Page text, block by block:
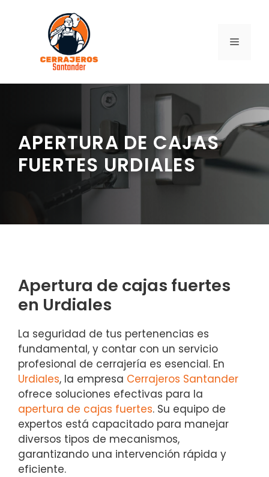
contenido
MENÚ
APERTURA DE CAJAS
FUERTES URDIALES
Apertura de cajas fuertes
en Urdiales
La seguridad de tus pertenencias es
fundamental, y contar con un servicio
profesional de cerrajería es esencial. En
Urdiales, la empresa Cerrajeros Santander
ofrece soluciones efectivas para la
apertura de cajas fuertes. Su equipo de
expertos está capacitado para manejar
diversos tipos de mecanismos,
garantizando una intervención rápida y
eficiente.